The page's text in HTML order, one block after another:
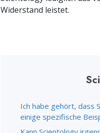
Liebe und Hass – Was ist Größe?
Widerstand leistet.
Ich habe gehört, dass
einige spezifische